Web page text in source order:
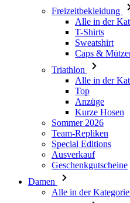
Freizeitbekleidung
Alle in der
T-Shirts
Sweatshirt
Caps &
Triathlon
Alle in der
Top
Anzüge
Kurze Hosen
Sommer 2026
Team-Repliken
Special Editions
Ausverkauf
Geschenkgutscheine
Damen
Alle in der